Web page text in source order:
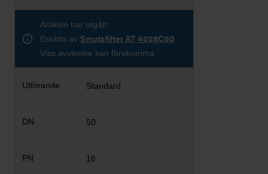
Artikeln har utgått
Ersätts av Smutsfilter AT 4028C50
Viss avvikelse kan förekomma
Standard
50
16